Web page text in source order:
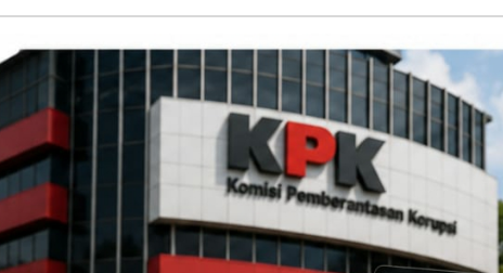
KSO